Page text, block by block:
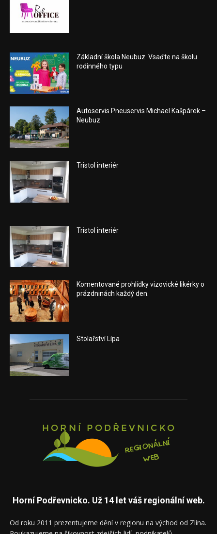
Základní škola Neubuz. Vsaďte na školu
rodinného typu
Autoservis Pneuservis Michael Kašpárek –
Neubuz
Tristol interiér
Tristol interiér
Komentované prohlídky vizovické likérky o
prázdninách každý den.
Stolařství Lípa
Horní Podřevnicko. Už 14 let váš regionální web.
Od roku 2011 prezentujeme dění v regionu na východ od Zlína.